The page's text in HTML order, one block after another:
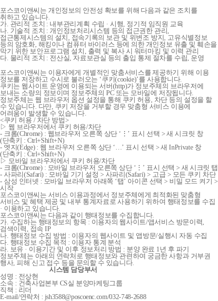
포스코이앤씨는 개인정보의 안전성 확보를 위해 다음과 같은 조치를
취하고 있습니다.
가. 관리적 조치 : 내부관리계획 수립 · 시행, 정기적 임직원 교육
나. 기술적 조치 : 개인정보처리시스템 등의 접근권한 관리,
접근통제시스템의 설치, 접속기록의 보관 및 위변조 방지, 고유식별정보
등의 암호화, 해킹이나 컴퓨터 바이러스 등에 의한 개인정보 유출 및 훼손을
막기 위한 보안프로그램 설치, 출력 및 복사 시 워터마킹 및 이력 관리
다. 물리적 조치 : 전산실, 자료보관실 등의 출입 통제 절차를 수립, 운영
포스코이앤씨는 이용자에게 개별적인 맞춤서비스를 제공하기 위해 이용
정보를 저장하고 수시로 불러오는 ‘쿠키(cookie)’를 사용합니다.
쿠키는 웹사이트 운영에 이용되는 서버(http)가 정보주체의 브라우저에
보내는 소량의 정보이며 정보주체의 PC 또는 모바일에 저장됩니다.
정보주체는 웹 브라우저 옵션 설정을 통해 쿠키 허용, 차단 등의 설정을 할
수 있습니다. 다만, 쿠키 저장을 거부할 경우 맞춤형 서비스 이용에
어려움이 발생할 수 있습니다.
<쿠키 허용 / 차단 방법>
▷ 웹 브라우저에서 쿠키 허용/차단
- 크롬(Chrome) : 웹브라우저 오른쪽 상단 ‘⋮’ 표시 선택 > 새 시크릿 창
(단축키 : Ctrl+Shift+N)
- 엣지(Edge) : 웹 브라우저 오른쪽 상단 ‘…’ 표시 선택 > 새 InPrivate 창
(단축키 : Ctrl+Shift+N)
▷ 모바일 브라우저에서 쿠키 허용/차단
- 크롬(Chrome) : 모바일 브라우저 오른쪽 상단 ‘⋮’ 표시 선택 > 새 시크릿 탭
- 사파리(Safari) : 모바일 기기 설정 > 사파리(Safari) > 고급 > 모든 쿠키 차단
- 삼성 인터넷 : 모바일 브라우저 아래쪽 ‘탭’ 아이콘 선택 > 비밀 모드 켜기 >
시작
포스코이앤씨는 서비스 이용과정에서 정보주체에게 최적화된 맞춤형
서비스 및 혜택 제공 및 내부 통계자료로 사용하기 위하여 행태정보를 수집
· 이용하고 있습니다.
포스코이앤씨는 다음과 같이 행태정보를 수집합니다.
가. 수집하는 행태정보의 항목 : 이용자의 웹사이트/앱서비스 방문이력,
검색이력, 접속 IP
나. 행태정보 수집 방법 : 이용자의 웹사이트 및 앱방문/실행시 자동 수집
다. 행태정보 수집 목적 : 이용자 통계 분석
라. 보유 · 이용기간 및 이후 정보처리 방법 : 분양 완료 1년 후 파기
정보주체는 아래의 연락처로 행태정보와 관련하여 궁금한 사항과 거부권
행사, 피해 신고 접수 등을 문의할 수 있습니다.
시스템 담당부서
성명 : 전상현
소속 : 건축사업본부 CS실 분양마케팅그룹
직책 : 리더
E-mail/연락처 : jsh3588@poscoenc.com/032-748-2688